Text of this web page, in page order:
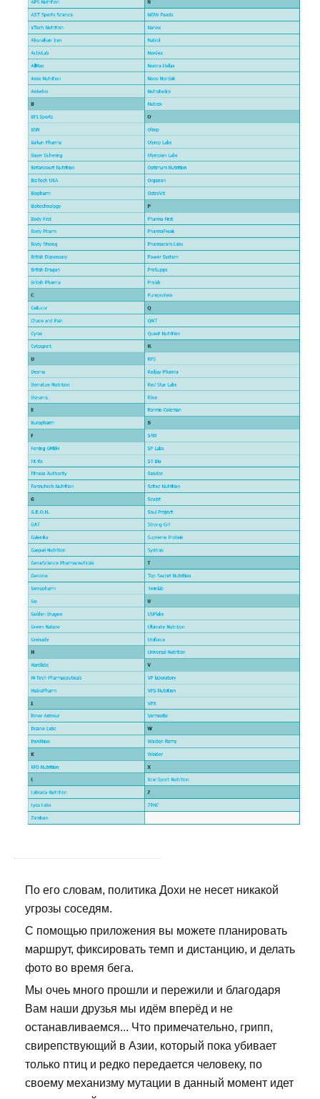
По его словам, политика Дохи не несет никакой
угрозы соседям.
С помощью приложения вы можете планировать
маршрут, фиксировать темп и дистанцию, и делать
фото во время бега.
Мы очеь много прошли и пережили и благодаря
Вам наши друзья мы идём вперёд и не
останавливаемся... Что примечательно, грипп,
свирепствующий в Азии, который пока убивает
только птиц и редко передается человеку, по
своему механизму мутации в данный момент идет